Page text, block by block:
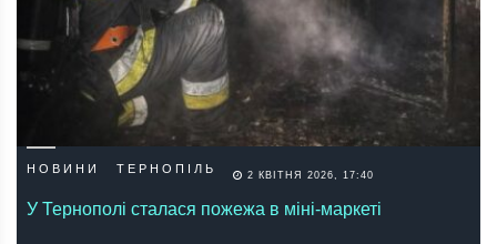
НОВИНИ ТЕРНОПІЛЬ 2 КВІТНЯ 2026, 17:40
У Тернополі сталася пожежа в міні-маркеті